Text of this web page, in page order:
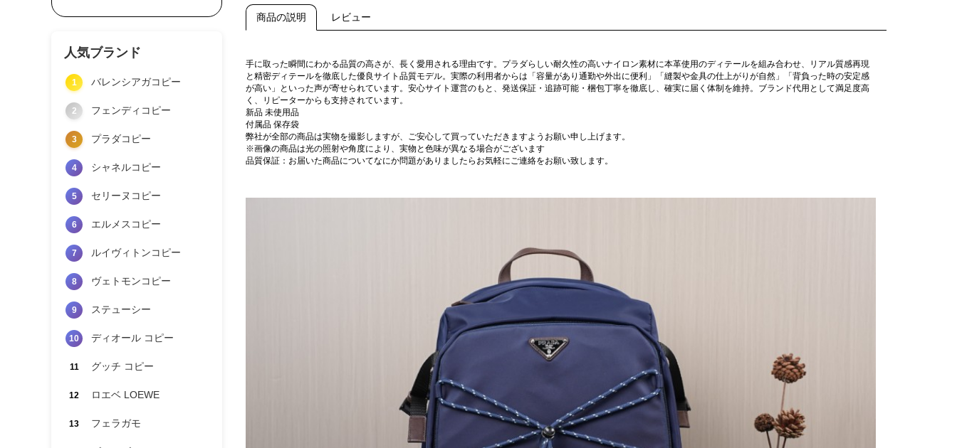
人気ブランド
1 バレンシアガコピー
2 フェンディコピー
3 プラダコピー
4 シャネルコピー
5 セリーヌコピー
6 エルメスコピー
7 ルイヴィトンコピー
8 ヴェトモンコピー
9 ステューシー
10 ディオール コピー
11 グッチ コピー
12 ロエベ LOEWE
13 フェラガモ
商品の説明 レビュー
手に取った瞬間にわかる品質の高さが、長く愛用される理由です。プラダらしい耐久性の高いナイロン素材に本革使用のディテールを組み合わせ、リアル質感再現
と精密ディテールを徹底した優良サイト品質モデル。実際の利用者からは「容量があり通勤や外出に便利」「縫製や金具の仕上がりが自然」「背負った時の安定感
が高い」といった声が寄せられています。安心サイト運営のもと、発送保証・追跡可能・梱包丁寧を徹底し、確実に届く体制を維持。ブランド代用として満足度高
く、リピーターからも支持されています。
新品 未使用品
付属品 保存袋
弊社が全部の商品は実物を撮影しますが、ご安心して買っていただきますようお願い申し上げます。
※画像の商品は光の照射や角度により、実物と色味が異なる場合がございます
品質保証：お届いた商品についてなにか問題がありましたらお気軽にご連絡をお願い致します。